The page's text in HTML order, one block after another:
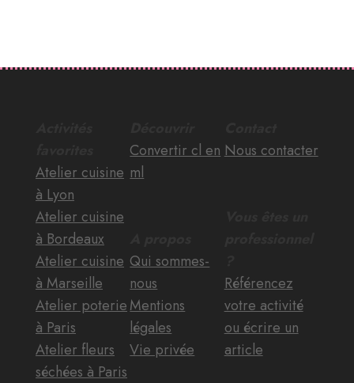
Atelier cuisine
à Lyon
Atelier cuisine
à Bordeaux
Atelier cuisine
à Marseille
Atelier poterie
à Paris
Atelier fleurs
séchées à Paris
Convertir cl en
ml
Qui sommes-
nous
Mentions
légales
Vie privée
Nous contacter
Référencez
votre activité
ou écrire un
article